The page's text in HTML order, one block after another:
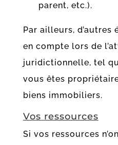
parent, etc.).
Par ailleurs, d’autres
en compte lors de
juridictionnelle, tel
vous êtes
biens immobiliers.
Vos ressources
Si vos ressources